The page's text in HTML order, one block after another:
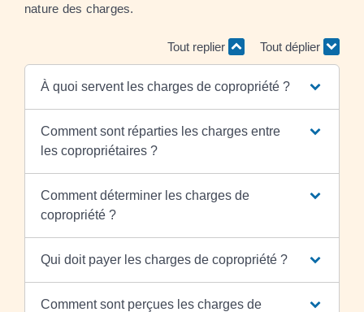
nature des charges.
Tout replier Tout déplier
À quoi servent les charges de copropriété ?
Comment sont réparties les charges entre
les copropriétaires ?
Comment déterminer les charges de
copropriété ?
Qui doit payer les charges de copropriété ?
Comment sont perçues les charges de